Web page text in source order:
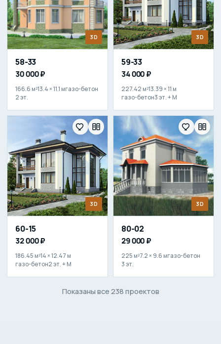
3D
58-33
30 000 ₽
166.6 м²13.4 × 11.1 мгазо-бетон
2 эт.
3D
59-33
34 000 ₽
227.42 м²13.39 × 11 м
газо-бетон3 эт. + М
3D
60-15
32 000 ₽
186.45 м²14 × 12.47 м
газо-бетон2 эт. + М
3D
80-02
29 000 ₽
225 м²7.2 × 9.6 мгазо-бетон
3 эт.
Показаны все 238 проектов